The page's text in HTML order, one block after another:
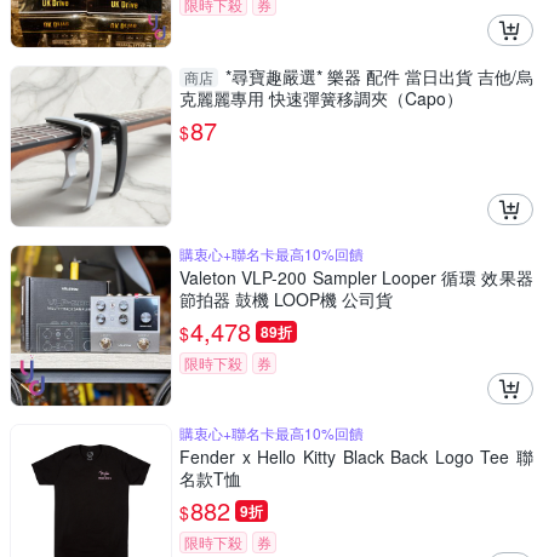
限時下殺 券
商店 *尋寶趣嚴選* 樂器 配件 當日出貨 吉他/烏
克麗麗專用 快速彈簧移調夾（Capo）
$87
購衷心+聯名卡最高10%回饋
Valeton VLP-200 Sampler Looper 循環 效果器
節拍器 鼓機 LOOP機 公司貨
$4,478 89折
限時下殺 券
購衷心+聯名卡最高10%回饋
Fender x Hello Kitty Black Back Logo Tee 聯
名款T恤
$882 9折
限時下殺 券